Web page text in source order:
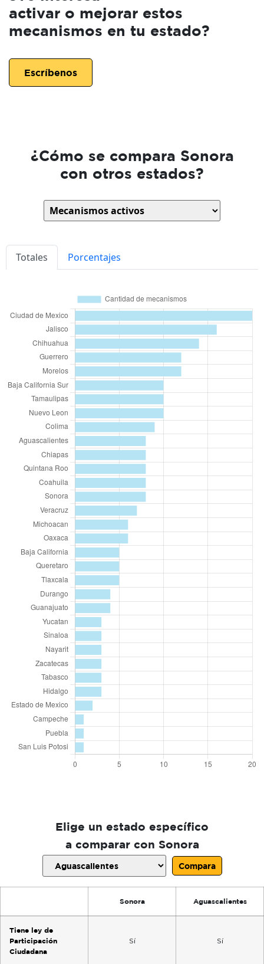
activar o mejorar estos
mecanismos en tu estado?
Escríbenos
¿Cómo se compara Sonora
con otros estados?
Totales Porcentajes
Elige un estado específico
a comparar con Sonora
Compara
Sonora Aguascalientes
Tiene ley de
Participación
Ciudadana
Sí Sí